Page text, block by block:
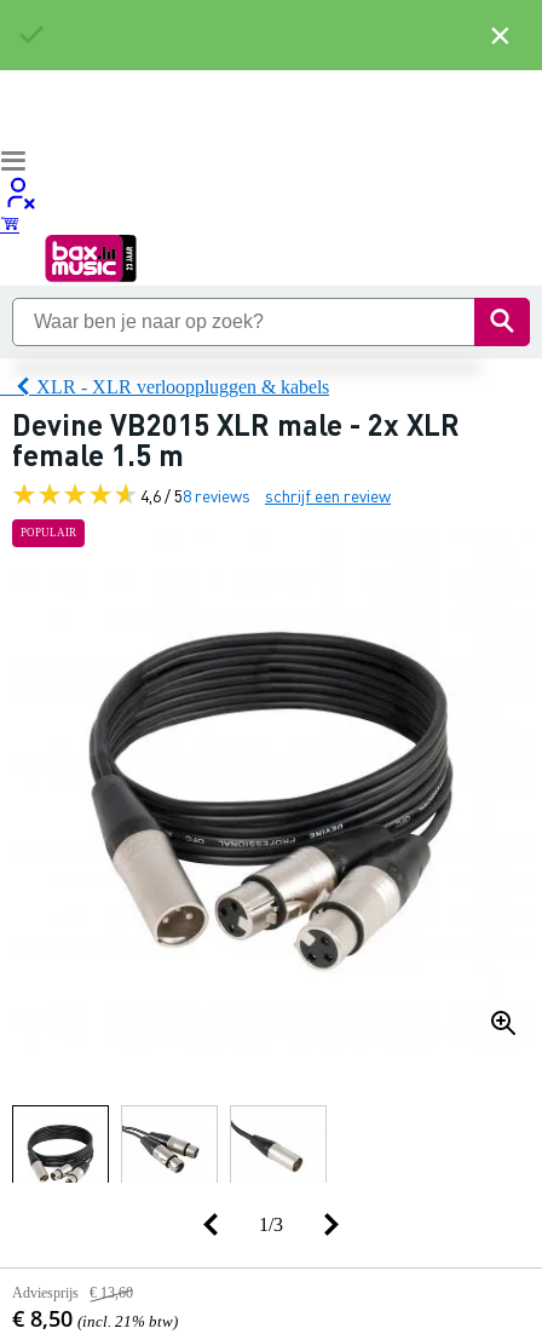
XLR - XLR verlooppluggen & kabels
Devine VB2015 XLR male - 2x XLR
female 1.5 m
4,6 / 58 reviews schrijf een review
POPULAIR
1/3
Adviesprijs € 13,60
€ 8,50 (incl. 21% btw)
×